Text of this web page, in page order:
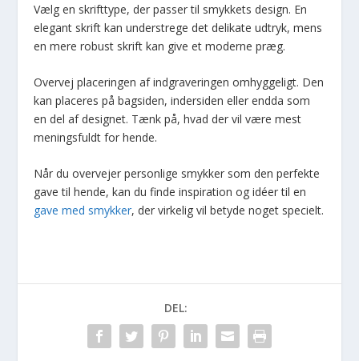
Vælg en skrifttype, der passer til smykkets design. En
elegant skrift kan understrege det delikate udtryk, mens
en mere robust skrift kan give et moderne præg.
Overvej placeringen af indgraveringen omhyggeligt. Den
kan placeres på bagsiden, indersiden eller endda som
en del af designet. Tænk på, hvad der vil være mest
meningsfuldt for hende.
Når du overvejer personlige smykker som den perfekte
gave til hende, kan du finde inspiration og idéer til en
gave med smykker, der virkelig vil betyde noget specielt.
DEL: